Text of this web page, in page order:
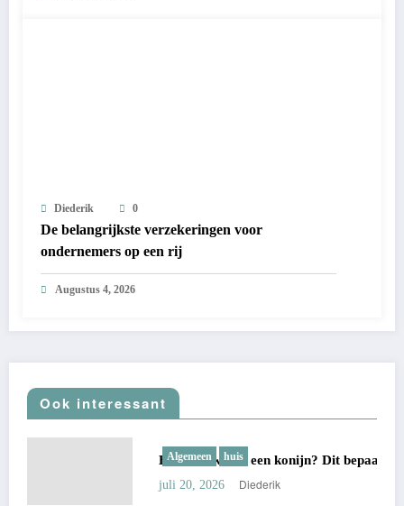
Diederik 0
De belangrijkste verzekeringen voor
ondernemers op een rij
Augustus 4, 2026
Ook interessant
huis
Hoe oud wordt een konijn? Dit bepaalt zijn echte
Diederik